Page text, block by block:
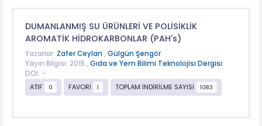
DUMANLANMIŞ SU ÜRÜNLERİ VE POLİSİKLİK
AROMATİK HİDROKARBONLAR (PAH's)
Yazarlar: Zafer Ceylan , Gülgün Şengör
Yayın Bilgisi: 2015 , Gıda ve Yem Bilimi Teknolojisi Dergisi
DOI: -
ATIF
0 FAVORİ 1 TOPLAM İNDİRİLME SAYISI 1083